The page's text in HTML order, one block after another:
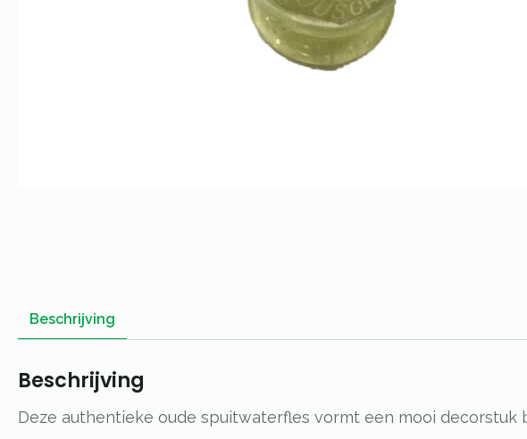
Beschrijving
Beschrijving
Deze authentieke oude spuitwaterfles vormt een mooi decorstuk